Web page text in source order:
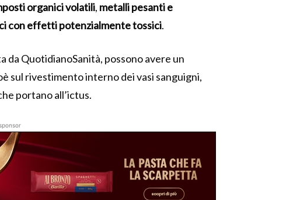
organici volatili, metalli pesanti e
con effetti potenzialmente tossici.
da QuotidianoSanità, possono avere un
sul rivestimento interno dei vasi sanguigni,
portano all’ictus.
sponsor